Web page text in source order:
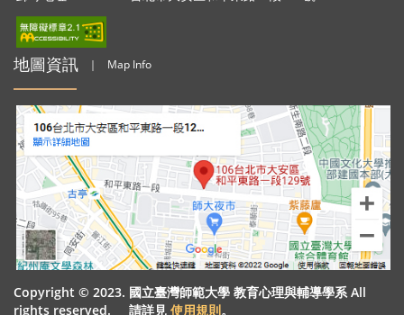
地圖資訊 ｜ Map Info
Copyright © 2023. 國立臺灣師範大學 教育心理與輔導學系 All
rights reserved. 請詳見 使用規則。